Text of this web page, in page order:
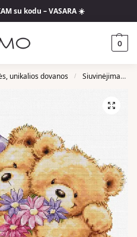
su kodu – VASARA ☀️
0
unikalios dovanos / Siuvinėjimas Kryželiu